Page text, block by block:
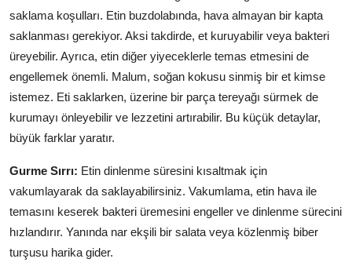
saklama koşulları. Etin buzdolabında, hava almayan bir kapta
saklanması gerekiyor. Aksi takdirde, et kuruyabilir veya bakteri
üreyebilir. Ayrıca, etin diğer yiyeceklerle temas etmesini de
engellemek önemli. Malum, soğan kokusu sinmiş bir et kimse
istemez. Eti saklarken, üzerine bir parça tereyağı sürmek de
kurumayı önleyebilir ve lezzetini artırabilir. Bu küçük detaylar,
büyük farklar yaratır.
Gurme Sırrı: Etin dinlenme süresini kısaltmak için
vakumlayarak da saklayabilirsiniz. Vakumlama, etin hava ile
temasını keserek bakteri üremesini engeller ve dinlenme sürecini
hızlandırır. Yanında nar ekşili bir salata veya közlenmiş biber
turşusu harika gider.